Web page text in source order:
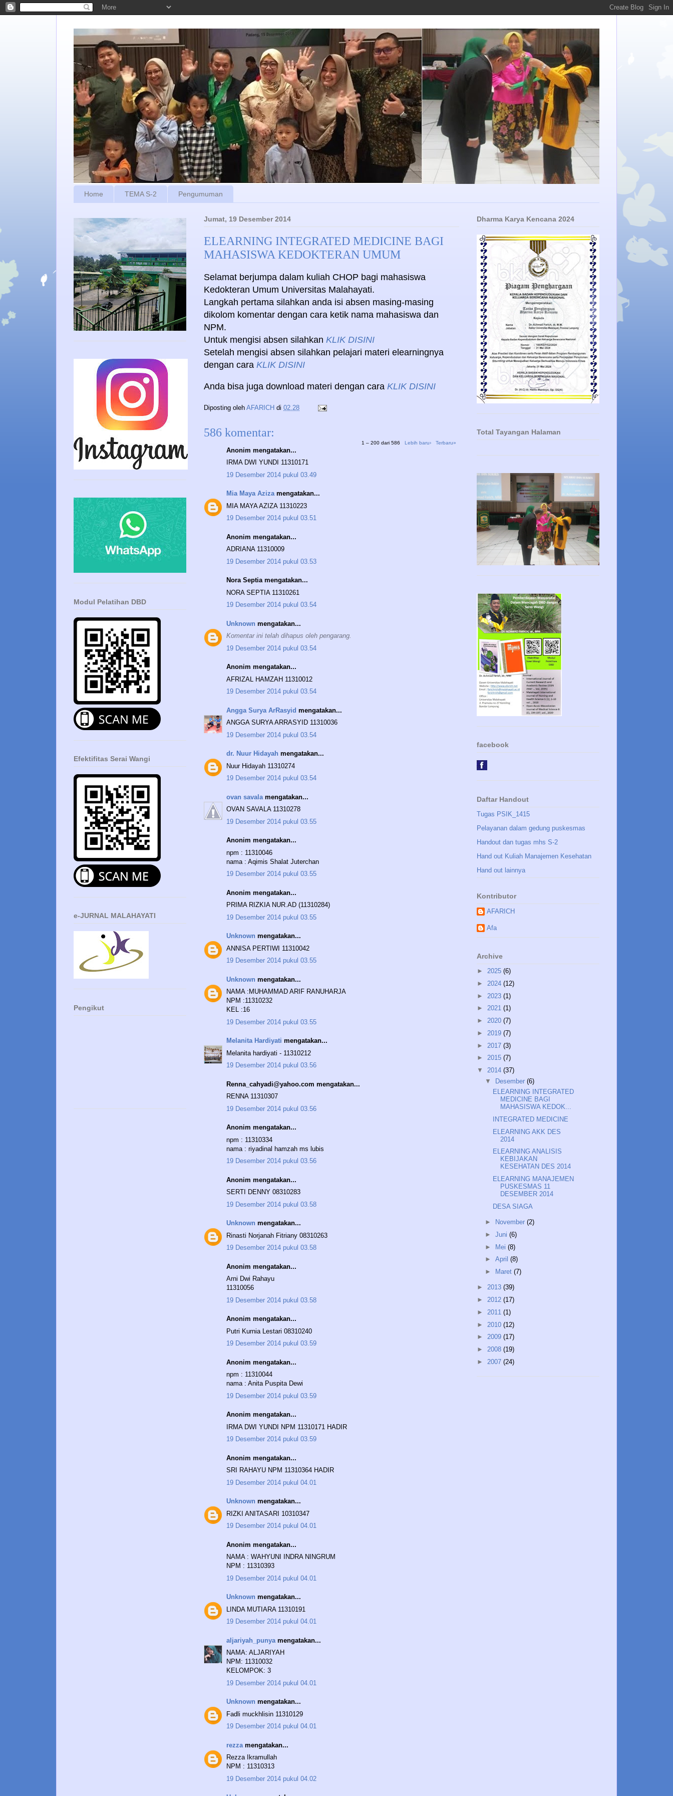
Home TEMA S-2 Pengumuman
Jumat, 19 Desember 2014
ELEARNING INTEGRATED MEDICINE BAGI
MAHASISWA KEDOKTERAN UMUM
Selamat berjumpa dalam kuliah CHOP bagi mahasiswa
Kedokteran Umum Universitas Malahayati.
Langkah pertama silahkan anda isi absen masing-masing
dikolom komentar dengan cara ketik nama mahasiswa dan
NPM.
Untuk mengisi absen silahkan KLIK DISINI
Setelah mengisi absen silahkan pelajari materi elearningnya
dengan cara KLIK DISINI
Anda bisa juga download materi dengan cara KLIK DISINI
Diposting oleh AFARICH di 02.28
586 komentar:
1 – 200 dari 586 Lebih baru› Terbaru»
Anonim mengatakan...
IRMA DWI YUNDI 11310171
19 Desember 2014 pukul 03.49
Mia Maya Azizamengatakan...
MIA MAYA AZIZA 11310223
19 Desember 2014 pukul 03.51
Anonim mengatakan...
ADRIANA 11310009
19 Desember 2014 pukul 03.53
Nora Septia mengatakan...
NORA SEPTIA 11310261
19 Desember 2014 pukul 03.54
Unknown mengatakan...
Komentar ini telah dihapus oleh pengarang.
19 Desember 2014 pukul 03.54
Anonim mengatakan...
AFRIZAL HAMZAH 11310012
19 Desember 2014 pukul 03.54
Angga Surya ArRasyid mengatakan...
ANGGA SURYA ARRASYID 11310036
19 Desember 2014 pukul 03.54
dr. Nuur Hidayah mengatakan...
Nuur Hidayah 11310274
19 Desember 2014 pukul 03.54
ovan savala mengatakan...
OVAN SAVALA 11310278
19 Desember 2014 pukul 03.55
Anonim mengatakan...
npm : 11310046
nama : Aqimis Shalat Juterchan
19 Desember 2014 pukul 03.55
Anonim mengatakan...
PRIMA RIZKIA NUR.AD (11310284)
19 Desember 2014 pukul 03.55
Unknown mengatakan...
ANNISA PERTIWI 11310042
19 Desember 2014 pukul 03.55
Unknown mengatakan...
NAMA :MUHAMMAD ARIF RANUHARJA
NPM :11310232
KEL :16
19 Desember 2014 pukul 03.55
Melanita Hardiyati mengatakan...
Melanita hardiyati - 11310212
19 Desember 2014 pukul 03.56
Renna_cahyadi@yahoo.com mengatakan...
RENNA 11310307
19 Desember 2014 pukul 03.56
Anonim mengatakan...
npm : 11310334
nama : riyadinal hamzah ms lubis
19 Desember 2014 pukul 03.56
Anonim mengatakan...
SERTI DENNY 08310283
19 Desember 2014 pukul 03.58
Unknown mengatakan...
Rinasti Norjanah Fitriany 08310263
19 Desember 2014 pukul 03.58
Anonim mengatakan...
Arni Dwi Rahayu
11310056
19 Desember 2014 pukul 03.58
Anonim mengatakan...
Putri Kurnia Lestari 08310240
19 Desember 2014 pukul 03.59
Anonim mengatakan...
npm : 11310044
nama : Anita Puspita Dewi
19 Desember 2014 pukul 03.59
Anonim mengatakan...
IRMA DWI YUNDI NPM 11310171 HADIR
19 Desember 2014 pukul 03.59
Anonim mengatakan...
SRI RAHAYU NPM 11310364 HADIR
19 Desember 2014 pukul 04.01
Unknown mengatakan...
RIZKI ANITASARI 10310347
19 Desember 2014 pukul 04.01
Anonim mengatakan...
NAMA : WAHYUNI INDRA NINGRUM
NPM : 11310393
19 Desember 2014 pukul 04.01
Unknown mengatakan...
LINDA MUTIARA 11310191
19 Desember 2014 pukul 04.01
aljariyah_punya mengatakan...
NAMA: ALJARIYAH
NPM: 11310032
KELOMPOK: 3
19 Desember 2014 pukul 04.01
Unknown mengatakan...
Fadli muckhlisin 11310129
19 Desember 2014 pukul 04.01
rezza mengatakan...
Rezza Ikramullah
NPM : 11310313
19 Desember 2014 pukul 04.02
Modul Pelatihan DBD
Efektifitas Serai Wangi
e-JURNAL MALAHAYATI
Pengikut
Dharma Karya Kencana 2024
Total Tayangan Halaman
facebook
Daftar Handout
Tugas PSIK_1415
Pelayanan dalam gedung puskesmas
Handout dan tugas mhs S-2
Hand out Kuliah Manajemen Kesehatan
Hand out lainnya
Kontributor
AFARICH
Afa
Archive
► 2025 (6)
► 2024 (12)
► 2023 (1)
► 2021 (1)
► 2020 (7)
► 2019 (7)
► 2017 (3)
► 2015 (7)
▼ 2014 (37)
▼ Desember (6)
ELEARNING INTEGRATED
MEDICINE BAGI
MAHASISWA KEDOK...
INTEGRATED MEDICINE
ELEARNING AKK DES
2014
ELEARNING ANALISIS
KEBIJAKAN
KESEHATAN DES 2014
ELEARNING MANAJEMEN
PUSKESMAS 11
DESEMBER 2014
DESA SIAGA
► November (2)
► Juni (6)
► Mei (8)
► April (8)
►
Maret (7)
► 2013 (39)
► 2012 (17)
► 2011 (1)
► 2010 (12)
► 2009 (17)
► 2008 (19)
► 2007 (24)